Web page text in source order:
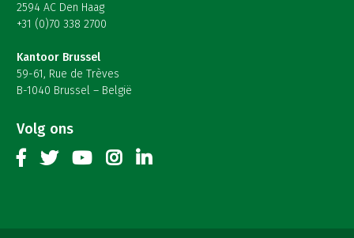
2594 AC Den Haag
+31 (0)70 338 2700
Kantoor Brussel
59-61, Rue de Trèves
B-1040 Brussel – België
Volg ons